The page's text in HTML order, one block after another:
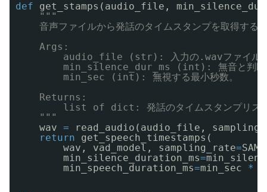
def
get_stamps(audio_file,
"""
音声ファイルから発話のタイムスタンプを取得する
Args:
audio_file (str): 入力の.wavファイルの
min_silence_dur_ms (int): 無音と判断す
min_sec (int): 無視する最小秒数。
Returns:
list of dict: 発話のタイムスタンプリス
"""
wav =
read_audio(audio_file,
return
get_speech_timestamps(
wav, vad_model, sampling_rate=
min_silence_duration_ms=
min_speech_duration_ms=min_sec *